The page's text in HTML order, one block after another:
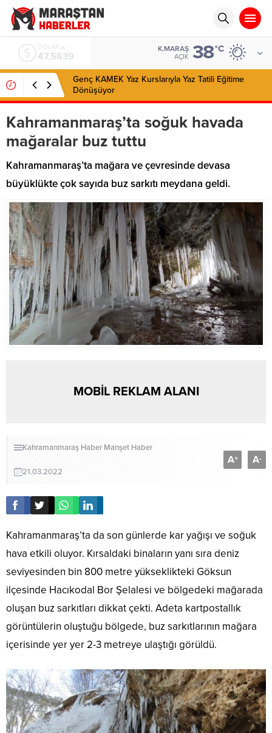
54,9859
K.MARAŞ
AÇIK 38°C
Genç KAMEK Yaz Kurslarıyla Yaz Tatili Eğitime
Dönüşüyor
Kahramanmaraş’ta soğuk havada
mağaralar buz tuttu
Kahramanmaraş’ta mağara ve çevresinde devasa
büyüklükte çok sayıda buz sarkıtı meydana geldi.
MOBİL REKLAM ALANI
Kahramanmaraş Haber Manşet Haber
21.03.2022
A+ A-
Kahramanmaraş’ta da son günlerde kar yağışı ve soğuk
hava etkili oluyor. Kırsaldaki binaların yanı sıra deniz
seviyesinden bin 800 metre yükseklikteki Göksun
ilçesinde Hacıkodal Bor Şelalesi ve bölgedeki mağarada
oluşan buz sarkıtları dikkat çekti. Adeta kartpostallık
görüntülerin oluştuğu bölgede, buz sarkıtlarının mağara
içerisinde yer yer 2-3 metreye ulaştığı görüldü.